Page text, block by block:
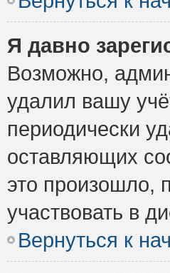
Я давно
Возможно,
удалил вашу
периодически
оставляющих
это произошло,
участвовать в
Вернуться к